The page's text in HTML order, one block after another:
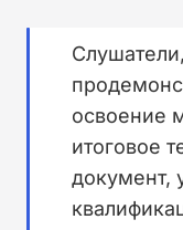
освоение
итоговое
документ,